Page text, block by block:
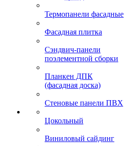
Термопанели фасадные
Фасадная плитка
Сэндвич-панели
поэлементной сборки
Планкен ДПК
(фасадная доска)
Стеновые панели ПВХ
Цокольный
Виниловый сайдинг